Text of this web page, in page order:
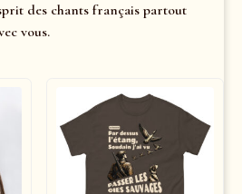
des chants français partout
vous.